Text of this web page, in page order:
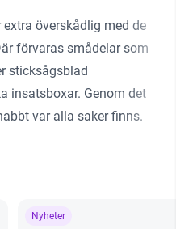
överskådlig med de
förvaras smådelar som
sticksågsblad
insatsboxar. Genom det
var alla saker finns.
Nyheter